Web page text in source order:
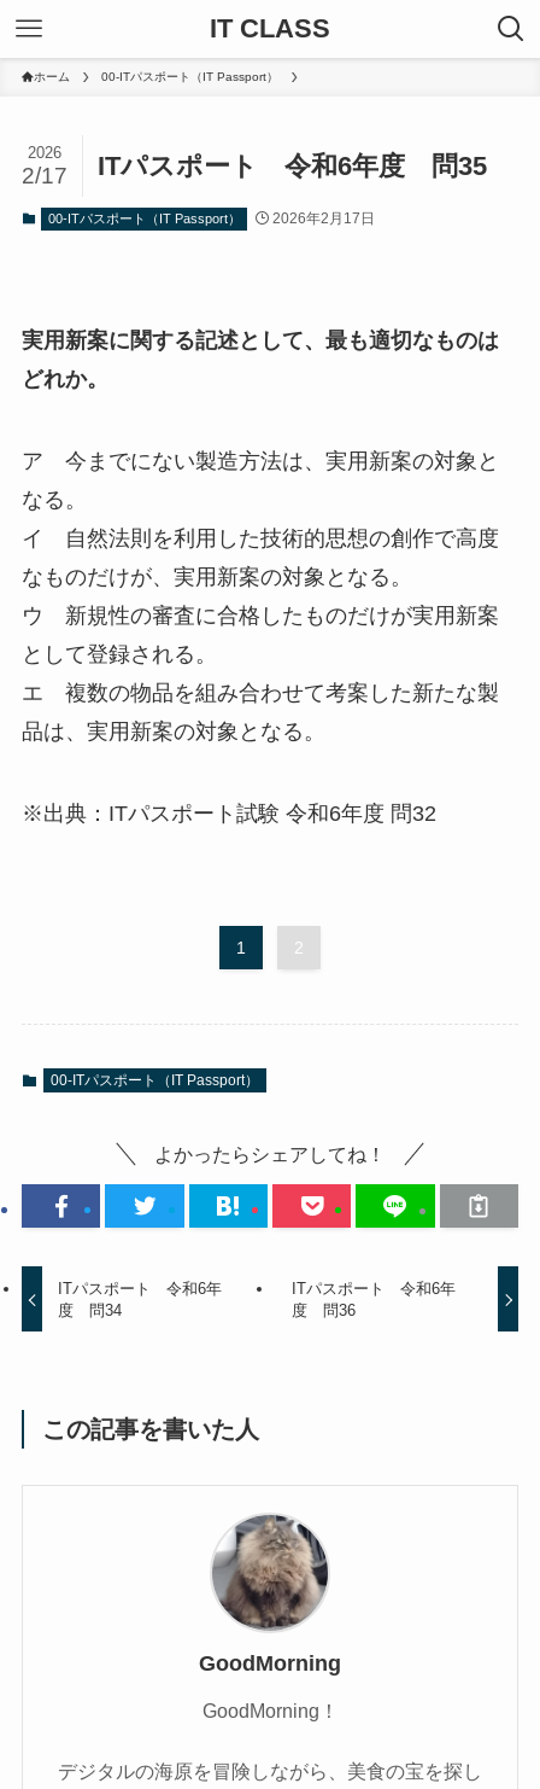
IT CLASS
ホーム 00-ITパスポート（IT Passport）
ITパスポート 令和6年度 問35
2026
2/17
00-ITパスポート（IT Passport） 2026年2月17日
実用新案に関する記述として、最も適切なものは
どれか。
ア 今までにない製造方法は、実用新案の対象と
なる。
イ 自然法則を利用した技術的思想の創作で高度
なものだけが、実用新案の対象となる。
ウ 新規性の審査に合格したものだけが実用新案
として登録される。
エ 複数の物品を組み合わせて考案した新たな製
品は、実用新案の対象となる。
※出典：ITパスポート試験 令和6年度 問32
1 2
00-ITパスポート（IT Passport）
よかったらシェアしてね！
ITパスポート 令和6年
度 問34
ITパスポート 令和6年
度 問36
この記事を書いた人
GoodMorning
GoodMorning！
デジタルの海原を冒険しながら、美食の宝を探し